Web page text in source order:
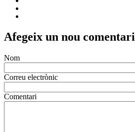
Afegeix un nou comentari
Nom
Correu electrònic
Comentari